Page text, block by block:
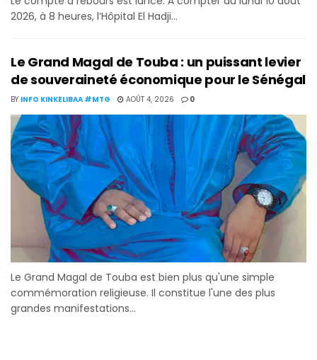
2026, à 8 heures, l’Hôpital El Hadji...
Le Grand Magal de Touba : un puissant levier
de souveraineté économique pour le Sénégal
BY INFO KINKELIBAA #MTG AOÛT 4, 2026 0
Le Grand Magal de Touba est bien plus qu'une simple
commémoration religieuse. Il constitue l'une des plus
grandes manifestations...